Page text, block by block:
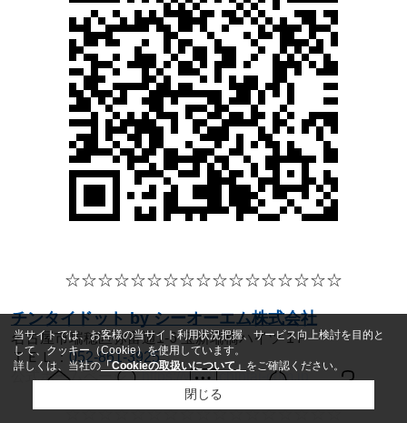
☆☆☆☆☆☆☆☆☆☆☆☆☆☆☆☆☆
チンタイドット by シーオーエム株式会社
名古屋市瑞穂区弥富通1-6 宝新瑞橋ハイツ 1Ｆ
ＴＥＬ： 052-861-3925
公式ホームページ：https://www.chintai-com.jp
☆☆☆☆☆☆☆☆☆☆☆☆☆☆☆☆☆
問い合せ
当サイトでは、お客様の当サイト利用状況把握、サービス向上検討を目的と
して、クッキー（Cookie）を使用しています。
詳しくは、当社の「Cookieの取扱いについて」 をご確認ください。
閉じる